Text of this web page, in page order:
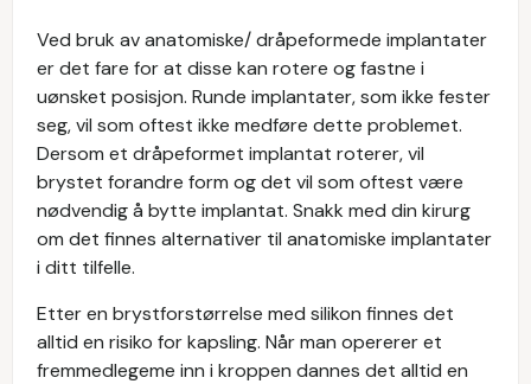
Ved bruk av anatomiske/ dråpeformede implantater
er det fare for at disse kan rotere og fastne i
uønsket posisjon. Runde implantater, som ikke fester
seg, vil som oftest ikke medføre dette problemet.
Dersom et dråpeformet implantat roterer, vil
brystet forandre form og det vil som oftest være
nødvendig å bytte implantat. Snakk med din kirurg
om det finnes alternativer til anatomiske implantater
i ditt tilfelle.
Etter en brystforstørrelse med silikon finnes det
alltid en risiko for kapsling. Når man opererer et
fremmedlegeme inn i kroppen dannes det alltid en